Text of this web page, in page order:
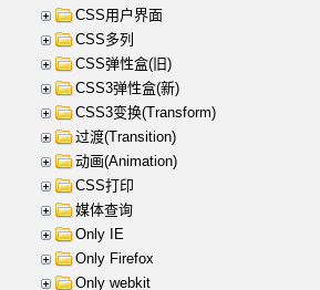
CSS用户界面
CSS多列
CSS弹性盒(旧)
CSS3弹性盒(新)
CSS3变换(Transform)
过渡(Transition)
动画(Animation)
CSS打印
媒体查询
Only IE
Only Firefox
Only webkit